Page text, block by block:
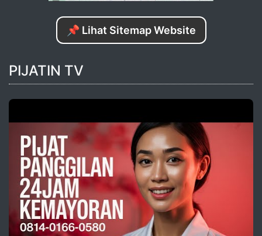
📌 Lihat Sitemap Website
PIJATIN TV